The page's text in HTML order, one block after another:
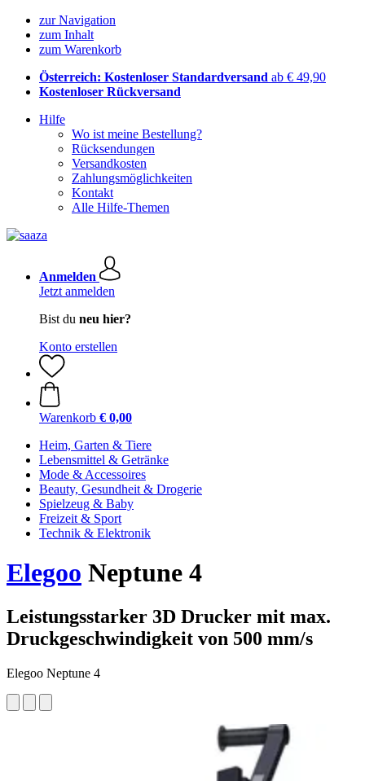
zur Navigation
zum Inhalt
zum Warenkorb
Österreich: Kostenloser Standardversand ab € 49,90
Kostenloser Rückversand
Hilfe
Wo ist meine Bestellung?
Rücksendungen
Versandkosten
Zahlungsmöglichkeiten
Kontakt
Alle Hilfe-Themen
Anmelden
Jetzt anmelden
Bist du neu hier?
Konto erstellen
Warenkorb € 0,00
Heim, Garten & Tiere
Lebensmittel & Getränke
Mode & Accessoires
Beauty, Gesundheit & Drogerie
Spielzeug & Baby
Freizeit & Sport
Technik & Elektronik
Elegoo Neptune 4
Leistungsstarker 3D Drucker mit max.
Druckgeschwindigkeit von 500 mm/s
Elegoo Neptune 4